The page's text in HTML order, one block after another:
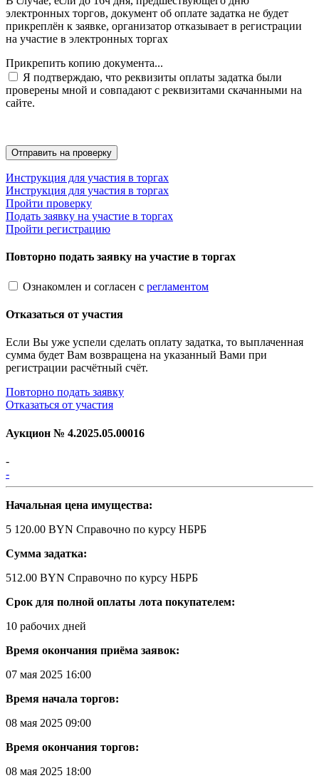
электронных торгов, документ об оплате задатка не будет
прикреплён к заявке, организатор отказывает в регистрации
на участие в электронных торгах
Прикрепить копию документа...
Я подтверждаю, что реквизиты оплаты задатка были
проверены мной и совпадают с реквизитами скачанными на
сайте.
Инструкция для участия в торгах
Инструкция для участия в торгах
Пройти проверку
Подать заявку на участие в торгах
Пройти регистрацию
Повторно подать заявку на участие в торгах
Ознакомлен и согласен с регламентом
Отказаться от участия
Если Вы уже успели сделать оплату задатка, то выплаченная
сумма будет Вам возвращена на указанный Вами при
регистрации расчётный счёт.
Повторно подать заявку
Отказаться от участия
Аукцион № 4.2025.05.00016
-
-
Начальная цена имущества:
5 120.00 BYN Справочно по курсу НБРБ
Сумма задатка:
512.00 BYN Справочно по курсу НБРБ
Срок для полной оплаты лота покупателем:
10 рабочих дней
Время окончания приёма заявок:
07 мая 2025 16:00
Время начала торгов:
08 мая 2025 09:00
Время окончания торгов:
08 мая 2025 18:00